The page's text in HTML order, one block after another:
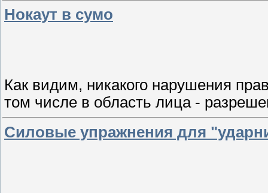
Нокаут в сумо
Как видим, никакого нарушения
том числе в область лица -
Силовые упражнения для